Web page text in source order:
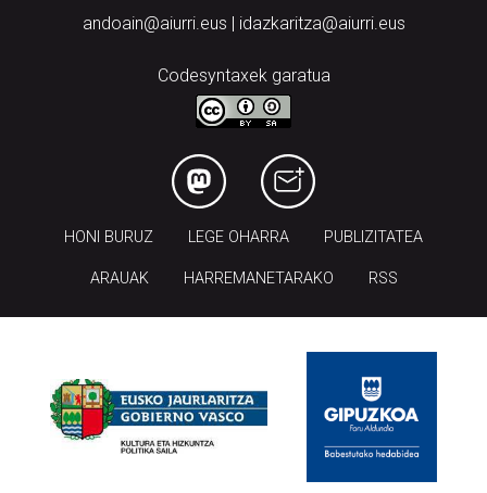
andoain@aiurri.eus | idazkaritza@aiurri.eus
Codesyntaxek garatua
HONI BURUZ LEGE OHARRA PUBLIZITATEA
ARAUAK HARREMANETARAKO RSS